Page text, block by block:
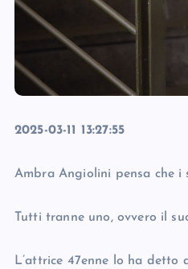
2025-03-11 13:27:55
Ambra Angiolini pensa che i
Tutti tranne uno, ovvero il
L’attrice 47enne lo ha detto